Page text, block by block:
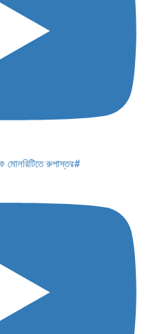
মোলরিটিতে রুপাস্তর#